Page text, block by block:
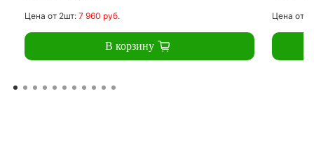
Цена от 2шт: 7 960 руб.
В корзину
Цена от